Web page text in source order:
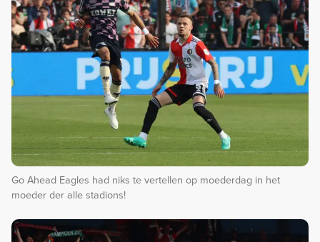
Go Ahead Eagles had niks te vertellen op moederdag in het
moeder der alle stadions!